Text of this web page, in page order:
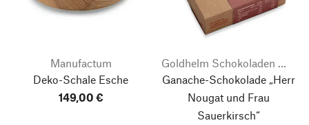
Manufactum
Deko-Schale Esche
149,00 €
Ganache-Schokolade „Herr
Nougat und Frau
Sauerkirsch“